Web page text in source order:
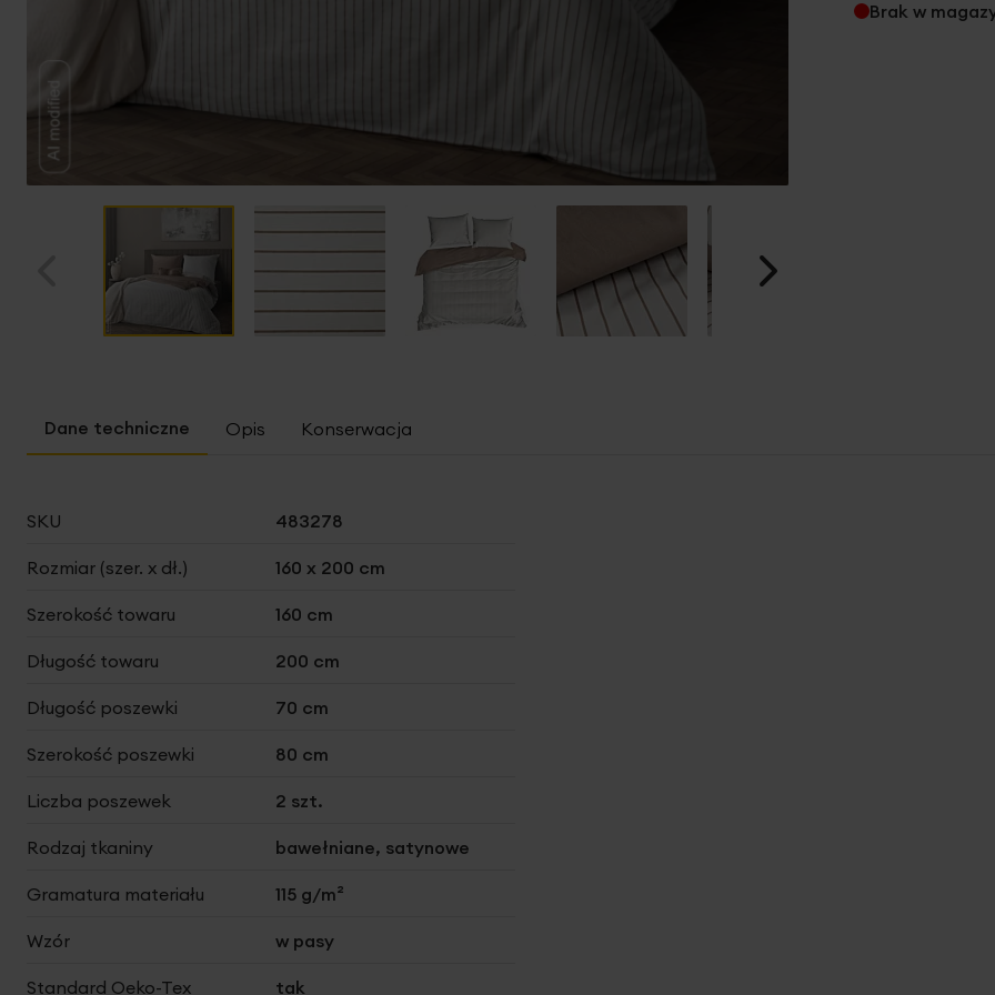
galerii
Brak w
Opis Konserwacja
Więcej
SKU 483278
Rozmiar (szer. x dł.) 160 x 200 cm
Szerokość towaru 160 cm
Długość towaru 200 cm
Długość poszewki 70 cm
Szerokość poszewki 80 cm
Liczba poszewek 2 szt.
Rodzaj tkaniny bawełniane, satynowe
Gramatura materiału 115 g/m²
Wzór w pasy
Standard Oeko-Tex tak